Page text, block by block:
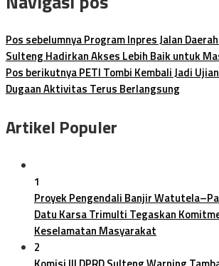
Pos sebelumnyaProgram Inpres Jalan
Sulteng Hadirkan Akses Lebih Baik untuk
Pos berikutnyaPETI Tombi Kembali Jadi
Dugaan Aktivitas Terus Berlangsung
Artikel Populer
1
Proyek Pengendali Banjir
Datu Karsa Trimulti Tegaskan
Keselamatan Masyarakat
2